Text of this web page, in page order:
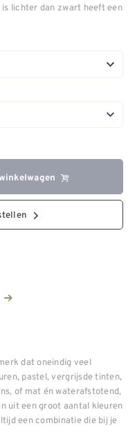
lichter dan zwart heeft een
dat oneindig veel
pastel, vergrijsde tinten,
of mat én waterafstotend,
uit een groot aantal kleuren
een combinatie die bij je